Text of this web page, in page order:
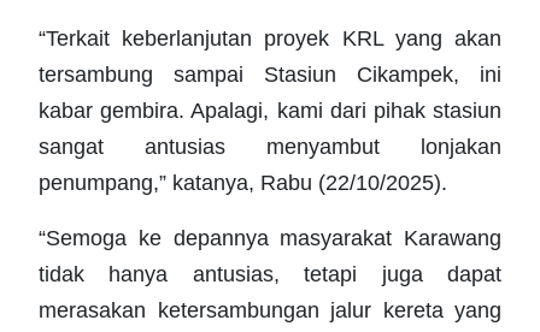
“Terkait keberlanjutan proyek KRL yang akan
tersambung sampai Stasiun Cikampek, ini
kabar gembira. Apalagi, kami dari pihak stasiun
sangat antusias menyambut lonjakan
penumpang,” katanya, Rabu (22/10/2025).
“Semoga ke depannya masyarakat Karawang
tidak hanya antusias, tetapi juga dapat
merasakan ketersambungan jalur kereta yang